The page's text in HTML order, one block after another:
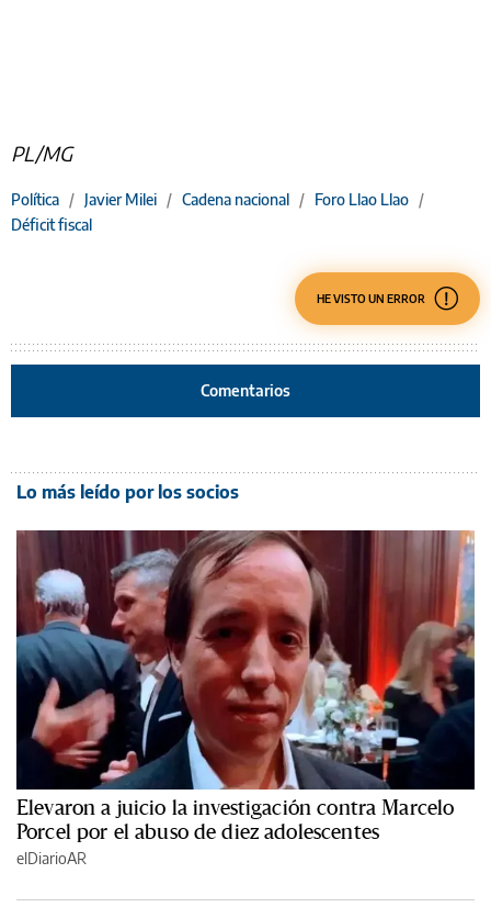
PL/MG
Política / Javier Milei / Cadena nacional / Foro Llao Llao /
Déficit fiscal
HE VISTO UN ERROR
Comentarios
Lo más leído por los socios
Elevaron a juicio la investigación contra Marcelo
Porcel por el abuso de diez adolescentes
elDiarioAR